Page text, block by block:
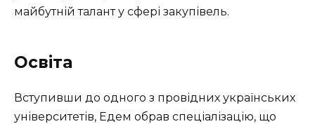
майбутній талант у сфері закупівель.
Освіта
Вступивши до одного з провідних українських
університетів, Едем обрав спеціалізацію, що